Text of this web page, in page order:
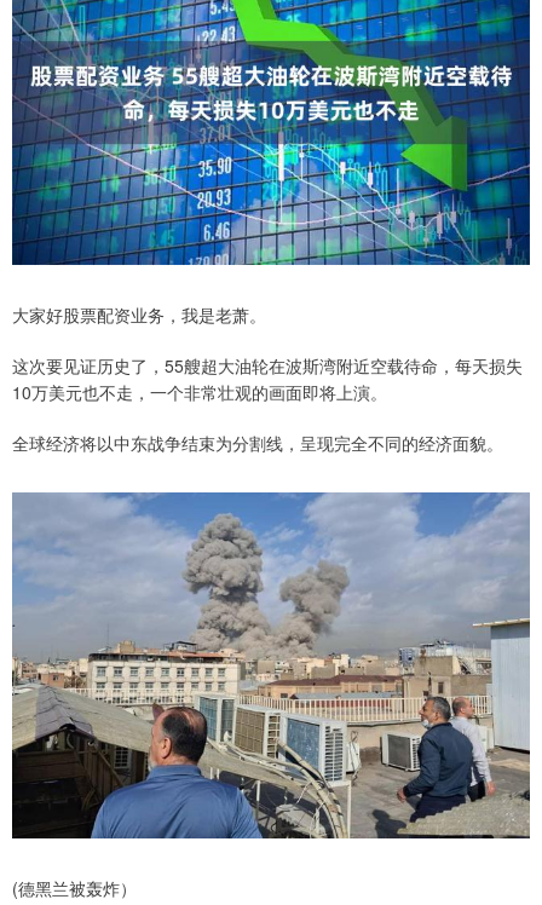
大家好股票配资业务，我是老萧。
这次要见证历史了，55艘超大油轮在波斯湾附近空载待命，每天损失
10万美元也不走，一个非常壮观的画面即将上演。
全球经济将以中东战争结束为分割线，呈现完全不同的经济面貌。
(德黑兰被轰炸）